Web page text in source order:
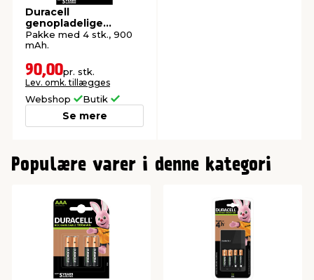
Duracell
genopladelige
batterier AAA 4-pk.
Pakke med 4 stk., 900
mAh.
90,00pr. stk.
Lev. omk. tillægges
Webshop Butik
Se mere
Populære varer i denne kategori